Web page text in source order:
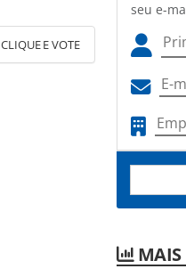
CLIQUE E VOTE
abre-
na
legislação
da
seu e-
MAIS